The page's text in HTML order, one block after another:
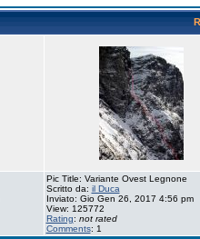
Pic Title: Variante Ovest Legnone
Scritto da: il Duca
Inviato: Gio Gen 26, 2017 4:56 pm
View: 125772
Rating: not rated
Comments: 1